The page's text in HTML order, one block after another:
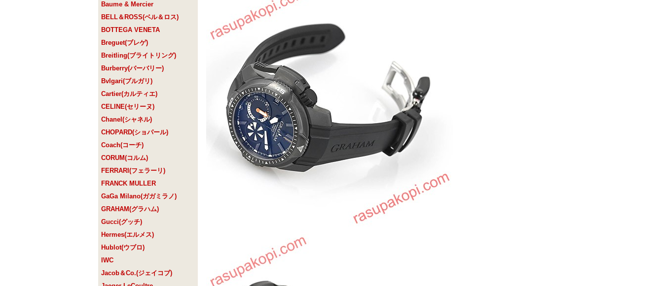
Baume & Mercier
BELL＆ROSS(ベル＆ロス)
BOTTEGA VENETA
Breguet(ブレゲ)
Breitling(ブライトリング)
Burberry(バーバリー)
Bvlgari(ブルガリ)
Cartier(カルティエ)
CELINE(セリーヌ)
Chanel(シャネル)
CHOPARD(ショパール)
Coach(コーチ)
CORUM(コルム)
FERRARI(フェラーリ)
FRANCK MULLER
GaGa Milano(ガガミラノ)
GRAHAM(グラハム)
Gucci(グッチ)
Hermes(エルメス)
Hublot(ウブロ)
IWC
Jacob＆Co.(ジェイコブ)